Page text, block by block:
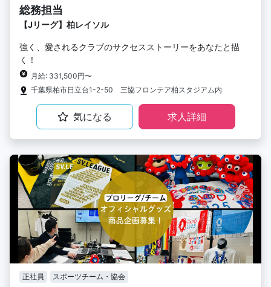
総務担当
【Jリーグ】柏レイソル
強く、愛されるクラブのサクセスストーリーをあなたと描
く！
月給: 331,500円〜
千葉県柏市日立台1-2-50 三協フロンテア柏スタジアム内
気になる 求人詳細
正社員 スポーツチーム・協会